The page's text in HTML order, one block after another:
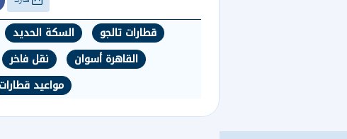
قطارات تالجو السكة الحديد
القاهرة أسوان
نقل فاخر
مواعيد قطارات